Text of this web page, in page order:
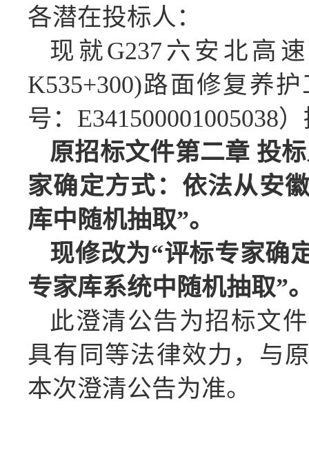
各潜在投标人：
现就G237六安北高
K535+300)路面修复养
号：E341500001005038
原招标文件第二章 投
家确定方式：依法从安
库中随机抽取”。
现修改为“评标专家确
专家库系统中随机抽取”
此澄清公告为招标文
具有同等法律效力，与
本次澄清公告为准。